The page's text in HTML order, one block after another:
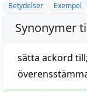
Betydelser Exempel
Synonymer
sätta ackord till;